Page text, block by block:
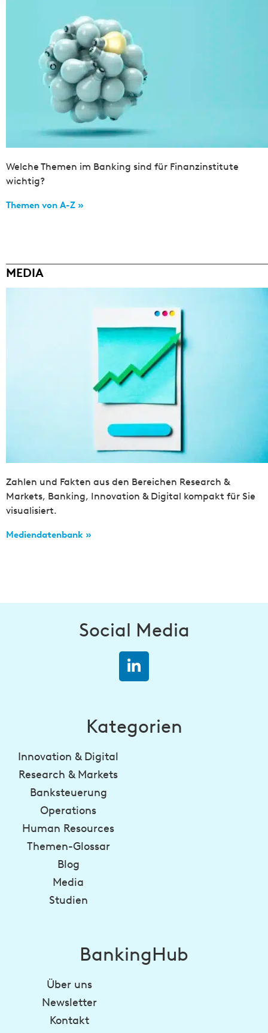
Welche Themen im Banking sind für Finanzinstitute
wichtig?
Themen von A-Z »
MEDIA
Zahlen und Fakten aus den Bereichen Research &
Markets, Banking, Innovation & Digital kompakt für Sie
visualisiert.
Mediendatenbank »
Social Media
Kategorien
Innovation & Digital
Research & Markets
Banksteuerung
Operations
Human Resources
Themen-Glossar
Blog
Media
Studien
BankingHub
Über uns
Newsletter
Kontakt